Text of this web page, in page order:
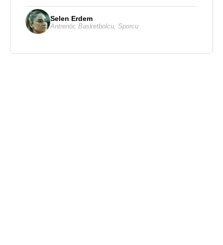
Selen Erdem
Antrenör, Basketbolcu, Sporcu